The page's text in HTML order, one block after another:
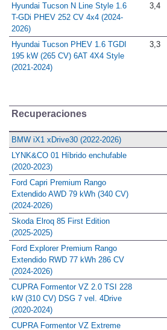
Hyundai Tucson N Line Style 1.6
T-GDi PHEV 252 CV 4x4 (2024-
2026)
3,4
Hyundai Tucson PHEV 1.6 TGDI
195 kW (265 CV) 6AT 4X4 Style
(2021-2024)
3,3
Recuperaciones
BMW iX1 xDrive30 (2022-2026)
LYNK&CO 01 Híbrido enchufable
(2020-2023)
Ford Capri Premium Rango
Extendido AWD 79 kWh (340 CV)
(2024-2026)
Skoda Elroq 85 First Edition
(2025-2025)
Ford Explorer Premium Rango
Extendido RWD 77 kWh 286 CV
(2024-2026)
CUPRA Formentor VZ 2.0 TSI 228
kW (310 CV) DSG 7 vel. 4Drive
(2020-2024)
CUPRA Formentor VZ Extreme